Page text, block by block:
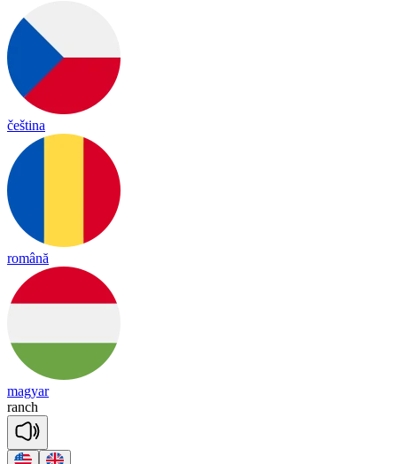
čeština
română
magyar
ranch